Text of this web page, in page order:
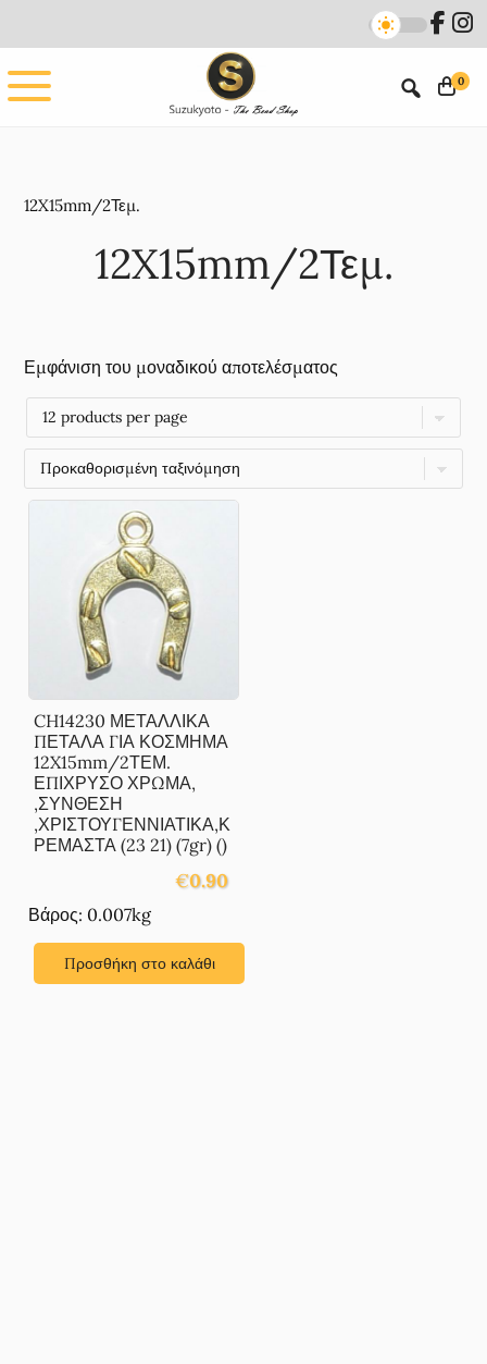
main
content
footer
0
12X15mm/2Τεμ.
12X15mm/2Τεμ.
Εμφάνιση του μοναδικού αποτελέσματος
CH14230 ΜΕΤΑΛΛΙΚΑ
ΠΕΤΑΛΑ ΓΙΑ ΚΟΣΜΗΜΑ
12X15mm/2ΤΕΜ.
ΕΠΙΧΡΥΣΟ ΧΡΩΜΑ,
,ΣΥΝΘΕΣΗ
,ΧΡΙΣΤΟΥΓΕΝΝΙΑΤΙΚΑ,Κ
ΡΕΜΑΣΤΑ (23 21) (7gr) ()
€0.90
Βάρος: 0.007kg
Προσθήκη στο καλάθι